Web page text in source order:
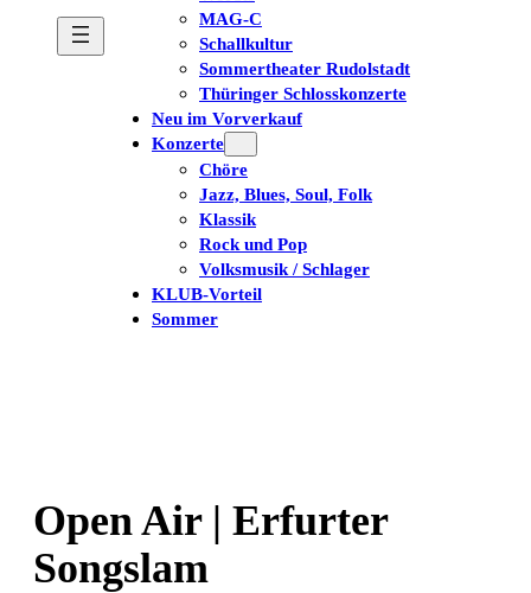
MAG-C
Schallkultur
Sommertheater Rudolstadt
Thüringer Schlosskonzerte
Neu im Vorverkauf
Konzerte
Chöre
Jazz, Blues, Soul, Folk
Klassik
Rock und Pop
Volksmusik / Schlager
KLUB-Vorteil
Sommer
Open Air | Erfurter
Songslam